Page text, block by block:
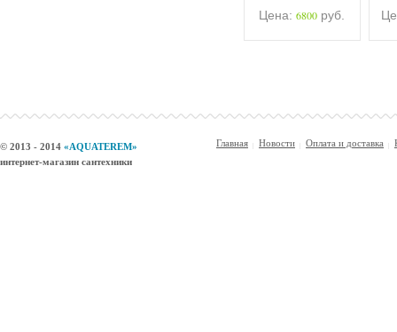
Цена: 6800 руб.
© 2013 - 2014 «AQUATEREM»
интернет-магазин сантехники
Главная Новости Оплата и доставка